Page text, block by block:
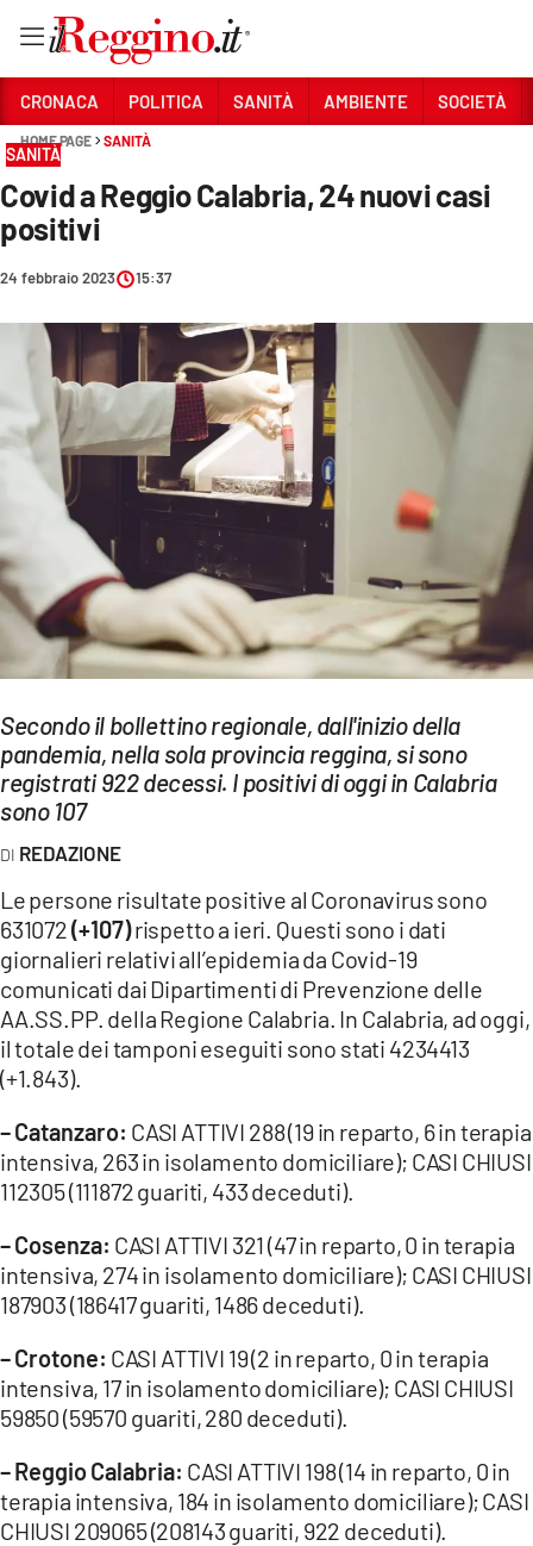
Sezioni
CRONACA
AMBIENTE
SOCIETÀ
CULTURA
ECONOMIA E LAVORO
SPORT
Streaming
LAC TV
LAC NETWORK
LAC ONAIR
LaC
Network
LACPLAY.IT
LACTV.IT
LACONAIR.IT
ILREGGINO.IT
COSENZACHANNEL.IT
ILVIBONESE.IT
CATANZAROCHANNEL.IT
LACAPITALENEWS.IT
App
ANDROID
APPLE
CRONACA POLITICA SANITÀ AMBIENTE SOCIETÀ
HOME PAGE SANITÀ
SANITÀ
Covid a Reggio Calabria, 24 nuovi casi
positivi
24 febbraio 2023 15:37
Secondo il bollettino regionale, dall'inizio della
pandemia, nella sola provincia reggina, si sono
registrati 922 decessi. I positivi di oggi in Calabria
sono 107
REDAZIONE
Le persone risultate positive al Coronavirus sono
631072(+107)rispetto a ieri. Questi sono i dati
giornalieri relativi all’epidemia da Covid-19
comunicati dai Dipartimenti di Prevenzione delle
AA.SS.PP. della Regione Calabria. In Calabria, ad oggi,
il totale dei tamponi eseguiti sono stati 4234413
(+1.843).
– Catanzaro: CASI ATTIVI 288 (19 in reparto, 6 in terapia
intensiva, 263 in isolamento domiciliare); CASI CHIUSI
112305 (111872 guariti, 433 deceduti).
– Cosenza: CASI ATTIVI 321 (47 in reparto, 0 in terapia
intensiva, 274 in isolamento domiciliare); CASI CHIUSI
187903 (186417 guariti, 1486 deceduti).
– Crotone: CASI ATTIVI 19 (2 in reparto, 0 in terapia
intensiva, 17 in isolamento domiciliare); CASI CHIUSI
59850 (59570 guariti, 280 deceduti).
– Reggio Calabria: CASI ATTIVI 198 (14 in reparto, 0 in
terapia intensiva, 184 in isolamento domiciliare); CASI
CHIUSI 209065 (208143 guariti, 922 deceduti).